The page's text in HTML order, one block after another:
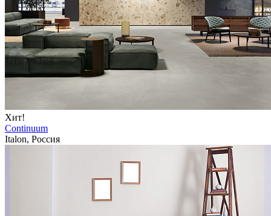
Хит!
Continuum
Italon, Россия